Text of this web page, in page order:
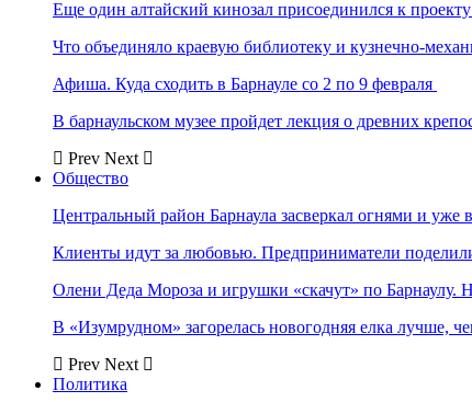
Еще один алтайский кинозал присоединился к
Что объединяло краевую библиотеку и кузнечно-
Афиша. Куда сходить в Барнауле со 2 по 9 февраля
В барнаульском музее пройдет лекция о древних
Prev Next
Общество
Центральный район Барнаула засверкал огнями и уже
Клиенты идут за любовью. Предприниматели
Олени Деда Мороза и игрушки «скачут» по Барнаулу.
В «Изумрудном» загорелась новогодняя елка лучше,
Prev Next
Политика